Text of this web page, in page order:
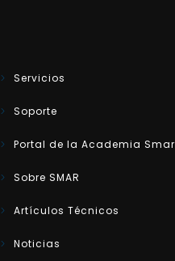
Servicios
Soporte
Portal de la Academia Smar
Sobre SMAR
Artículos Técnicos
Noticias